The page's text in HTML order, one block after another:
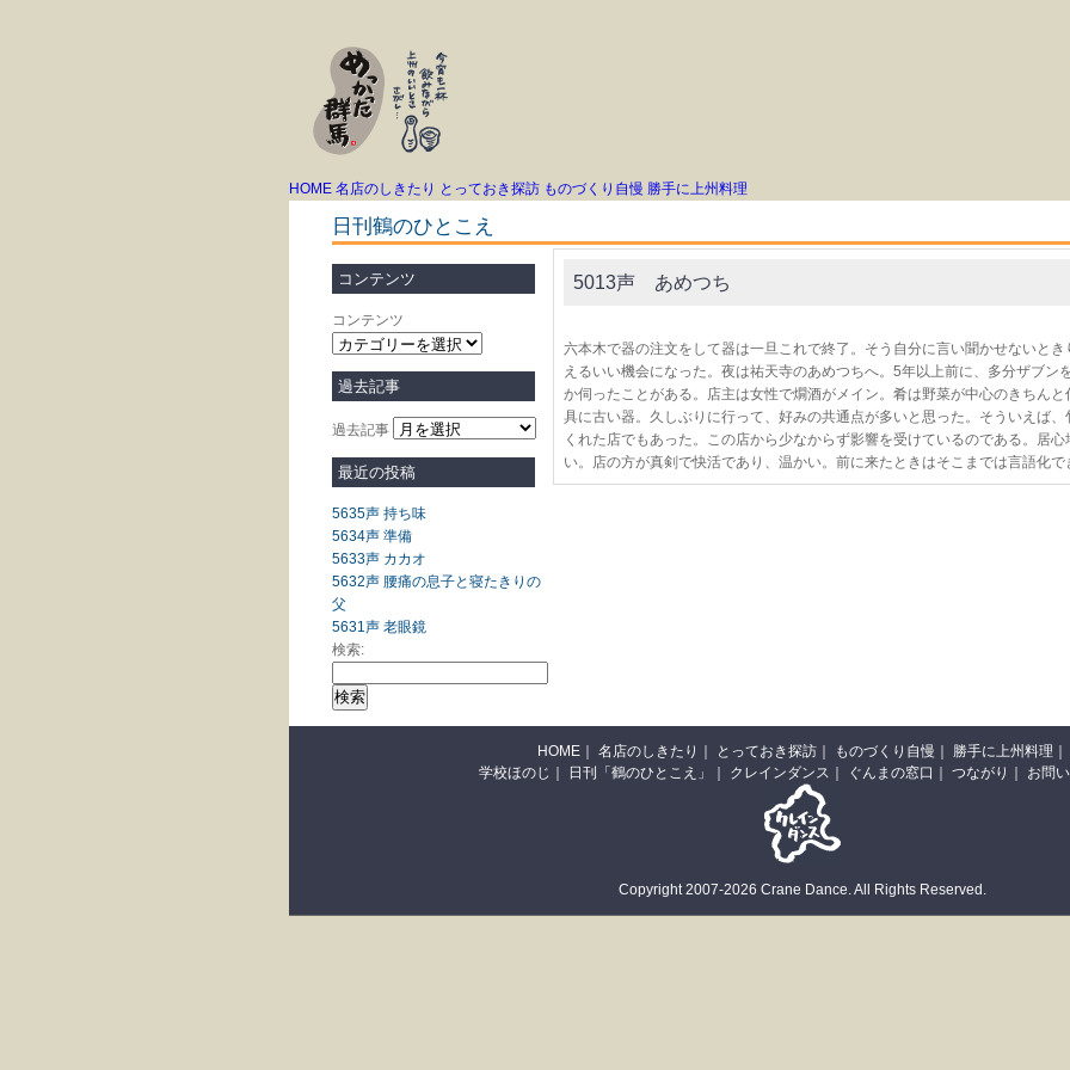
HOME 名店のしきたり とっておき探訪 ものづくり自慢 勝手に上州料理
日刊鶴のひとこえ
コンテンツ
コンテンツ
過去記事
過去記事
最近の投稿
5635声 持ち味
5634声 準備
5633声 カカオ
5632声 腰痛の息子と寝たきりの
父
5631声 老眼鏡
検索:
5013声 あめつち
六本木で器の注文をして器は一旦これで終了。そう自分に言い聞かせないと
えるいい機会になった。夜は祐天寺のあめつちへ。5年以上前に、多分ザブン
か伺ったことがある。店主は女性で燗酒がメイン。肴は野菜が中心のきちん
具に古い器。久しぶりに行って、好みの共通点が多いと思った。そういえば
くれた店でもあった。この店から少なからず影響を受けているのである。居
い。店の方が真剣で快活であり、温かい。前に来たときはそこまでは言語化で
HOME 名店のしきたり とっておき探訪 ものづくり自慢 勝手に上州料理
学校ほのじ
日刊「鶴のひとこえ」 クレインダンス ぐんまの窓口 つながり お問
Copyright 2007-2026 Crane Dance. All Rights Reserved.